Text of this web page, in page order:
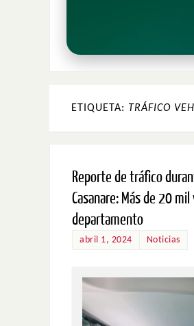
ETIQUETA: TRÁFICO
Reporte de tráfico
Casanare: Más de 20
departamento
abril 1, 2024 Noticias